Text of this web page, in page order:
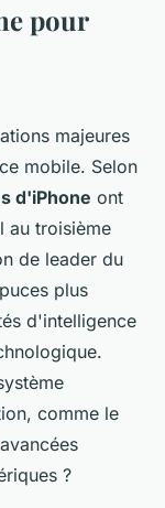
pour
majeures
mobile. Selon
d'iPhone ont
au troisième
de leader du
plus
d'intelligence
comme le
?